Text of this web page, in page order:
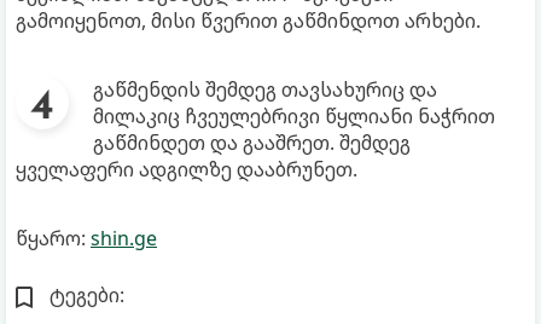
გამოიყენოთ, მისი წვერით გაწმინდოთ არხები.
გაწმენდის შემდეგ თავსახურიც და
მილაკიც ჩვეულებრივი წყლიანი ნაჭრით
გაწმინდეთ და გააშრეთ. შემდეგ
ყველაფერი ადგილზე დააბრუნეთ.
წყარო: shin.ge
ტეგები: